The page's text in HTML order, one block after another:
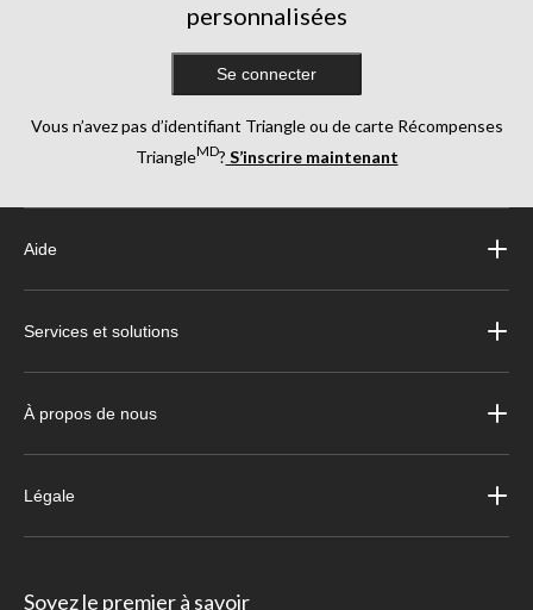
personnalisées
Se connecter
Vous n’avez pas d’identifiant Triangle ou de carte Récompenses
TriangleMD? S’inscrire maintenant
Aide
Services et solutions
À propos de nous
Légale
Soyez le premier à savoir